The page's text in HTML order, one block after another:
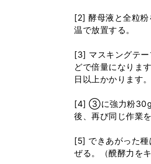
[2] 酵母液と全粒
温で放置する。
[3] マスキングテ
どで倍量になりま
日以上かかります。
[4] ③に強力粉30g
後、再び同じ作業
[5] できあがった
ぜる。（醗酵力を